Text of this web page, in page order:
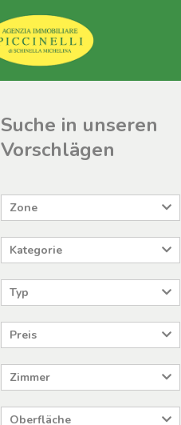
Suche in unseren
Vorschlägen
Zone
Kategorie
Typ
Preis
Zimmer
Oberfläche